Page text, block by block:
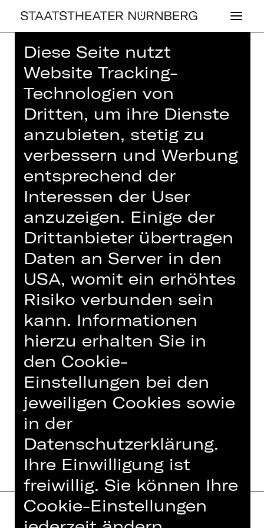
SON­DER­KAR­TEN­
VER­KAUF
Blaue Nacht
Samstag, 17.05.2025
17.00 - 22.00 Uhr
im Rahmen der BLAUEN NACHT
Richard-Wagner-Platz
Termine und Besetzung
TERMINE UND BESETZUNG
Diese Seite nutzt
Website Tracking-
Technologien von
Dritten, um ihre Dienste
anzubieten, stetig zu
verbessern und Werbung
entsprechend der
Interessen der User
anzuzeigen. Einige der
Drittanbieter übertragen
Daten an Server in den
USA, womit ein erhöhtes
Risiko verbunden sein
kann. Informationen
hierzu erhalten Sie in
den Cookie-
Einstellungen bei den
jeweiligen Cookies sowie
in der
Datenschutzerklärung.
Ihre Einwilligung ist
freiwillig. Sie können Ihre
Cookie-Einstellungen